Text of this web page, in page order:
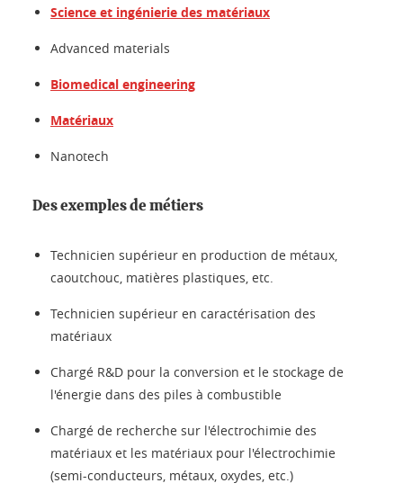
Science et ingénierie des matériaux
Advanced materials
Biomedical engineering
Matériaux
Nanotech
Des exemples de métiers
Technicien supérieur en production de métaux,
caoutchouc, matières plastiques, etc.
Technicien supérieur en caractérisation des
matériaux
Chargé R&D pour la conversion et le stockage de
l'énergie dans des piles à combustible
Chargé de recherche sur l'électrochimie des
matériaux et les matériaux pour l'électrochimie
(semi-conducteurs, métaux, oxydes, etc.)